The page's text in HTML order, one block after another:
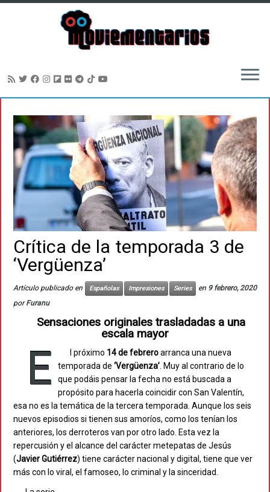
contenido
Crítica de la temporada 3 de
‘Vergüenza’
Artículo publicado en Españolas Impresiones Series en 9 febrero, 2020
porFuranu
Sensaciones originales trasladadas a una
escala mayor
E l próximo 14 de febreroarranca una nueva
temporada de ‘Vergüenza’. Muy al contrario de lo
que podáis pensar la fecha no está buscada a
propósito para hacerla coincidir con San Valentín,
esa no es la temática de la tercera temporada. Aunque los seis
nuevos episodios si tienen sus amoríos, como los tenían los
anteriores, los derroteros van por otro lado. Esta vez la
repercusión y el alcance del carácter metepatas de Jesús
(Javier Gutiérrez) tiene carácter nacional y digital, tiene que ver
más con lo viral, el famoseo, lo criminal y la sinceridad.